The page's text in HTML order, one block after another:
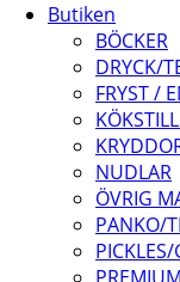
Butiken
BÖCKER
DRYCK/
FRYST /
NUDLAR
ÖVRIG
PANKO/